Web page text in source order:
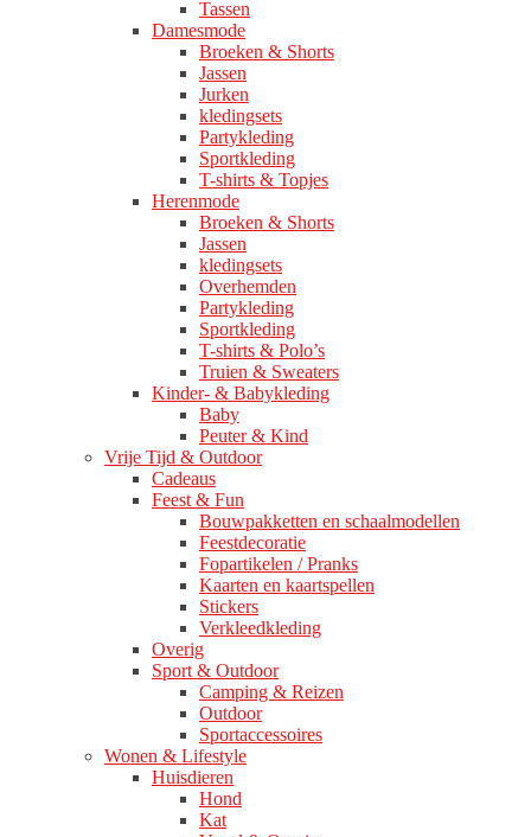
Tassen
Damesmode
Broeken & Shorts
Jassen
Jurken
kledingsets
Partykleding
Sportkleding
T-shirts & Topjes
Herenmode
Broeken & Shorts
Jassen
kledingsets
Overhemden
Partykleding
Sportkleding
T-shirts & Polo’s
Truien & Sweaters
Kinder- & Babykleding
Baby
Peuter & Kind
Vrije Tijd & Outdoor
Cadeaus
Feest & Fun
Bouwpakketten en schaalmodellen
Feestdecoratie
Fopartikelen / Pranks
Kaarten en kaartspellen
Stickers
Verkleedkleding
Overig
Sport & Outdoor
Camping & Reizen
Outdoor
Sportaccessoires
Wonen & Lifestyle
Huisdieren
Hond
Kat